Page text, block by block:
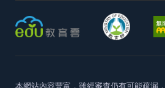
本網站內容豐富，雖經審查仍有可能疏漏，